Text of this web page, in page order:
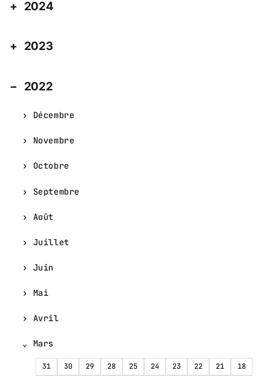
2024
2023
2022
Décembre
Novembre
Octobre
Septembre
Août
Juillet
Juin
Mai
Avril
Mars
31 30 29 28 25 24 23 22 21
18